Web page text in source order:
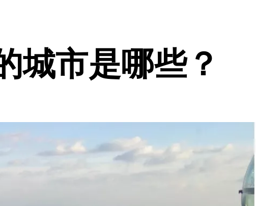
城市是哪些？